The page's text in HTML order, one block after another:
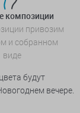
композиции
привозим
и собранном
виде
будут
вечере.